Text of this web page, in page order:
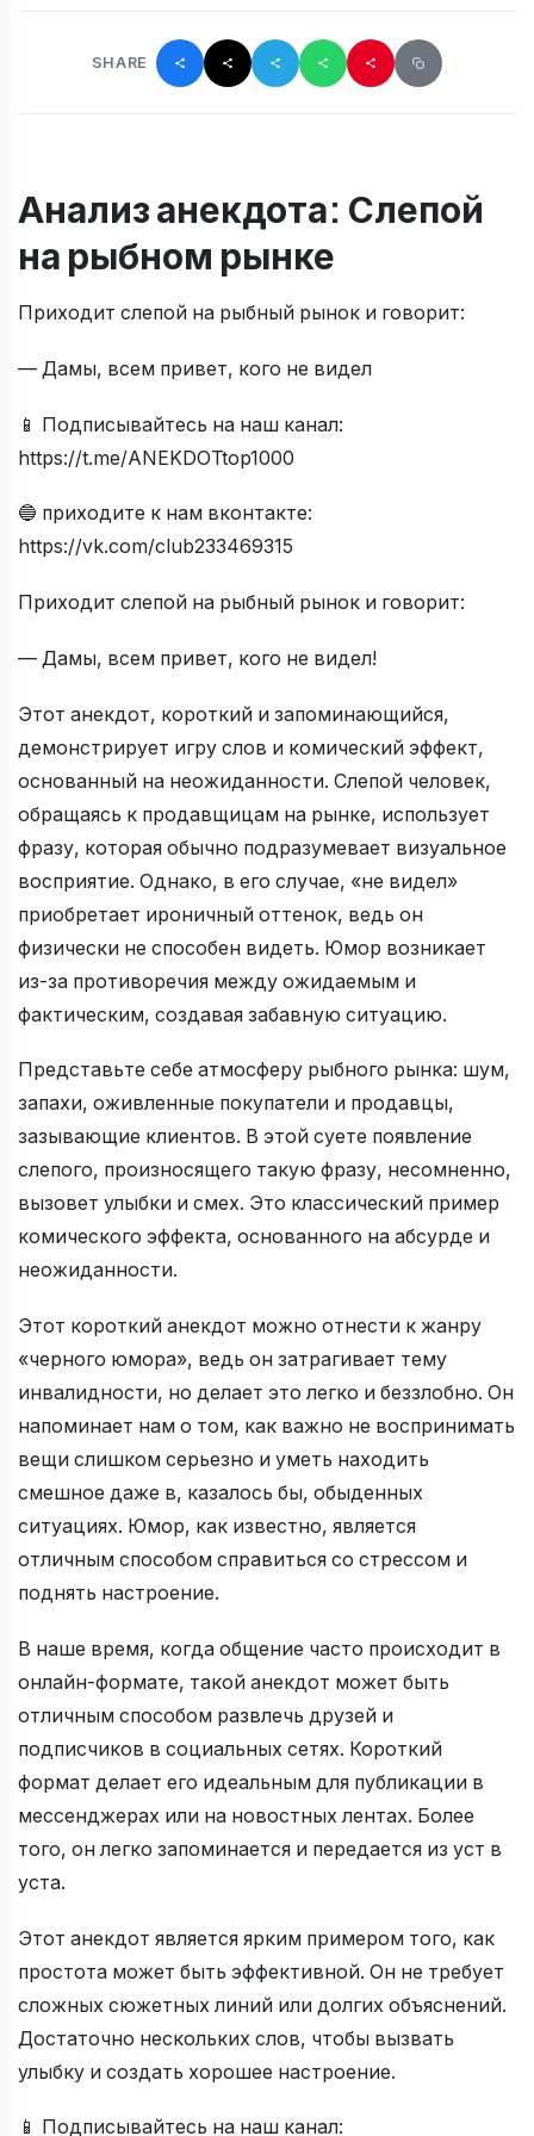
SHARE
Анализ анекдота: Слепой
на рыбном рынке
Приходит слепой на рыбный рынок и говорит:
— Дамы, всем привет, кого не видел
📱 Подписывайтесь на наш канал:
https://t.me/ANEKDOTtop1000
🔵 приходите к нам вконтакте:
https://vk.com/club233469315
Приходит слепой на рыбный рынок и говорит:
— Дамы, всем привет, кого не видел!
Этот анекдот, короткий и запоминающийся,
демонстрирует игру слов и комический эффект,
основанный на неожиданности. Слепой человек,
обращаясь к продавщицам на рынке, использует
фразу, которая обычно подразумевает визуальное
восприятие. Однако, в его случае, «не видел»
приобретает ироничный оттенок, ведь он
физически не способен видеть. Юмор возникает
из-за противоречия между ожидаемым и
фактическим, создавая забавную ситуацию.
Представьте себе атмосферу рыбного рынка: шум,
запахи, оживленные покупатели и продавцы,
зазывающие клиентов. В этой суете появление
слепого, произносящего такую фразу, несомненно,
вызовет улыбки и смех. Это классический пример
комического эффекта, основанного на абсурде и
неожиданности.
Этот короткий анекдот можно отнести к жанру
«черного юмора», ведь он затрагивает тему
инвалидности, но делает это легко и беззлобно. Он
напоминает нам о том, как важно не воспринимать
вещи слишком серьезно и уметь находить
смешное даже в, казалось бы, обыденных
ситуациях. Юмор, как известно, является
отличным способом справиться со стрессом и
поднять настроение.
В наше время, когда общение часто происходит в
онлайн-формате, такой анекдот может быть
отличным способом развлечь друзей и
подписчиков в социальных сетях. Короткий
формат делает его идеальным для публикации в
мессенджерах или на новостных лентах. Более
того, он легко запоминается и передается из уст в
уста.
Этот анекдот является ярким примером того, как
простота может быть эффективной. Он не требует
сложных сюжетных линий или долгих объяснений.
Достаточно нескольких слов, чтобы вызвать
улыбку и создать хорошее настроение.
📱 Подписывайтесь на наш канал: